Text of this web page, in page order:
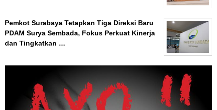
Pemkot Surabaya Tetapkan Tiga Direksi Baru
PDAM Surya Sembada, Fokus Perkuat Kinerja
dan Tingkatkan …